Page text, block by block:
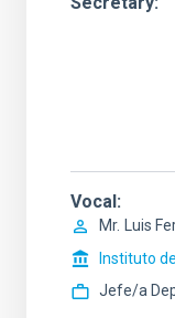
Vocal
Mr. Luis
Instituto
Jefe/a